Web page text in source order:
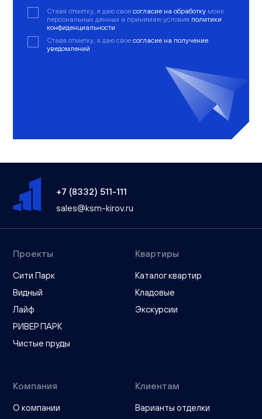
Ставя отметку, я даю свое согласие на обработку моих
персональных данных и принимаю условия политики
конфиденциальности
Ставя отметку, я даю свое согласие на получение
уведомлений
+7 (8332) 511-111
sales@ksm-kirov.ru
Проекты
Сити Парк
Видный
Лайф
РИВЕР ПАРК
Чистые пруды
Квартиры
Каталог квартир
Кладовые
Экскурсии
Компания
О компании
Клиентам
Варианты отделки